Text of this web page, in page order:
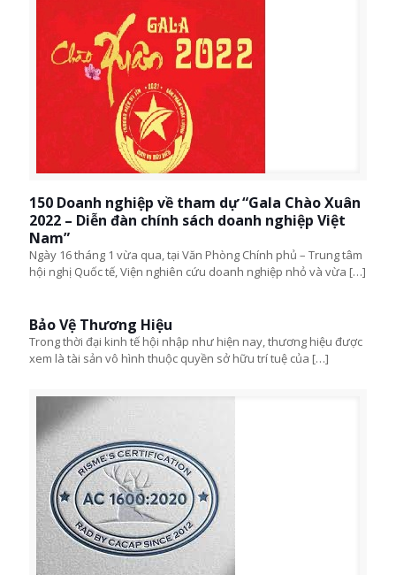
150 Doanh nghiệp về tham dự “Gala Chào Xuân
2022 – Diễn đàn chính sách doanh nghiệp Việt
Nam”
Ngày 16 tháng 1 vừa qua, tại Văn Phòng Chính phủ – Trung tâm
hội nghị Quốc tế, Viện nghiên cứu doanh nghiệp nhỏ và vừa […]
Bảo Vệ Thương Hiệu
Trong thời đại kinh tế hội nhập như hiện nay, thương hiệu được
xem là tài sản vô hình thuộc quyền sở hữu trí tuệ của […]